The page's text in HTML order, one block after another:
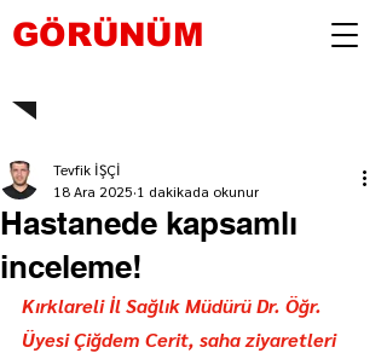
GÖRÜNÜM
Hastanede kapsamlı
inceleme!
Tevfik İŞÇİ
18 Ara 2025 1 dakikada okunur
Kırklareli İl Sağlık Müdürü Dr. Öğr.
Üyesi Çiğdem Cerit, saha ziyaretleri